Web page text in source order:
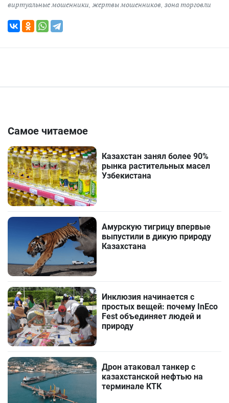
виртуальные мошенники,жертвы мошенников, зона торговли
Самое читаемое
Казахстан занял более 90%
рынка растительных масел
Узбекистана
Амурскую тигрицу впервые
выпустили в дикую природу
Казахстана
Инклюзия начинается с
простых вещей: почему InEco
Fest объединяет людей и
природу
Дрон атаковал танкер с
казахстанской нефтью на
терминале КТК